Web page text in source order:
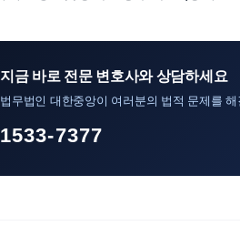
지금 바로 전문 변호사와 상담하세요
법무법인 대한중앙이 여러분의 법적 문제를
1533-7377